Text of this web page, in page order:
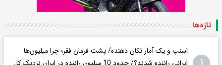
تازه‌ها
اسنپ و یک آمار تکان‌ دهنده/ پشت فرمان فقر؛ چرا میلیون‌ها